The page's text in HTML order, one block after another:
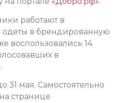
работают в
одеты в брендированную
воспользовались 14
в
31 мая. Самостоятельно
странице